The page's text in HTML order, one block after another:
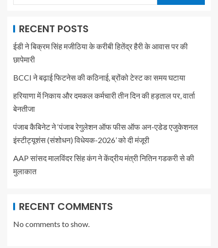
RECENT POSTS
ईडी ने बिक्रम सिंह मजीठिया के करीबी हितेंद्र हैरी के आवास पर की
छापेमारी
BCCI ने बढ़ाई फिटनेस की कठिनाई, ब्रोंको टेस्ट का समय घटाया
हरियाणा में निकाय और दमकल कर्मचारी तीन दिन की हड़ताल पर, वार्ता
बेनतीजा
पंजाब कैबिनेट ने ‘पंजाब रेगुलेशन ऑफ फीस ऑफ अन-एडेड एजुकेशनल
इंस्टीट्यूशंस (संशोधन) विधेयक-2026’ को दी मंजूरी
AAP सांसद मालविंदर सिंह कंग ने केंद्रीय मंत्री नितिन गडकरी से की
मुलाकात
RECENT COMMENTS
No comments to show.